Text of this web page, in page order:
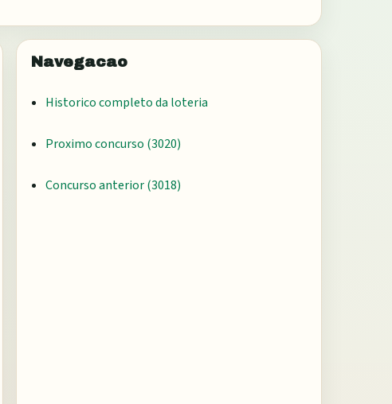
Navegacao
Historico completo da loteria
Proximo concurso (3020)
Concurso anterior (3018)